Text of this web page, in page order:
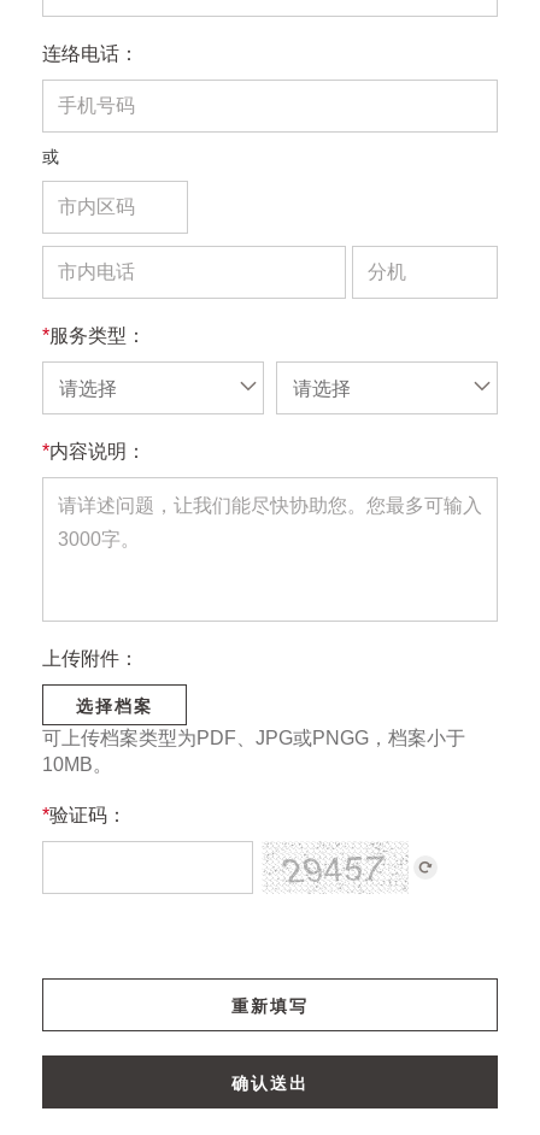
连络电话：
或
*服务类型：
请选择 请选择
*内容说明：
上传附件：
选择档案
可上传档案类型为PDF、JPG或PNGG，档案小于
10MB。
*验证码：